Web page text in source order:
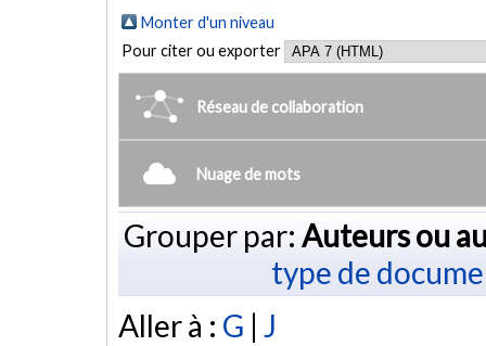
Monter d'un niveau
Pour citer ou exporter
Réseau de collaboration
Nuage de mots
Grouper par: Auteurs ou
type de
Aller à : G | J